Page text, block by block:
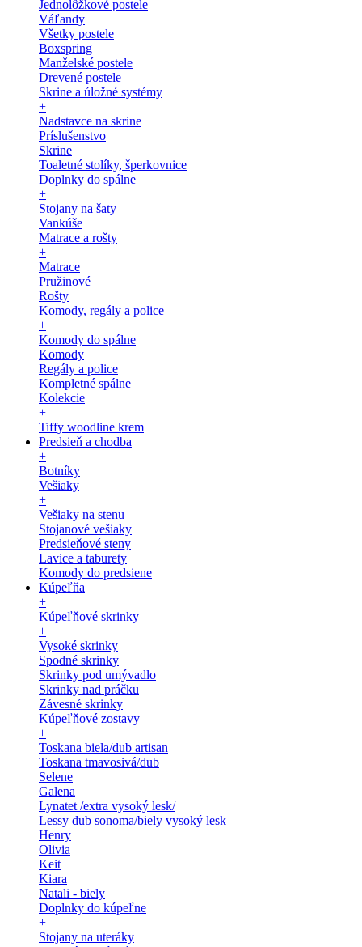
Jednolôžkové postele
Váľandy
Všetky postele
Boxspring
Manželské postele
Drevené postele
Skrine a úložné systémy
+
Nadstavce na skrine
Príslušenstvo
Skrine
Toaletné stolíky, šperkovnice
Doplnky do spálne
+
Stojany na šaty
Vankúše
Matrace a rošty
+
Matrace
Pružinové
Rošty
Komody, regály a police
+
Komody do spálne
Komody
Regály a police
Kompletné spálne
Kolekcie
+
Tiffy woodline krem
Predsieň a chodba
+
Botníky
Vešiaky
+
Vešiaky na stenu
Stojanové vešiaky
Predsieňové steny
Lavice a taburety
Komody do predsiene
Kúpeľňa
+
Kúpeľňové skrinky
+
Vysoké skrinky
Spodné skrinky
Skrinky pod umývadlo
Skrinky nad práčku
Závesné skrinky
Kúpeľňové zostavy
+
Toskana biela/dub artisan
Toskana tmavosivá/dub
Selene
Galena
Lynatet /extra vysoký lesk/
Lessy dub sonoma/biely vysoký lesk
Henry
Olivia
Keit
Kiara
Natali - biely
Doplnky do kúpeľne
+
Stojany na uteráky